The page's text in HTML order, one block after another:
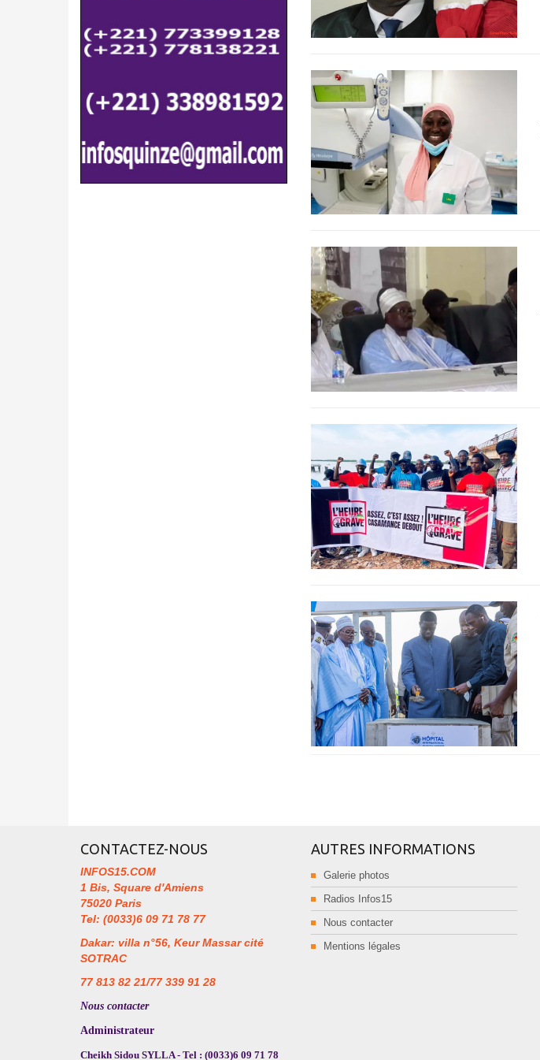
CONTACTEZ-NOUS
INFOS15.COM
1 Bis, Square d'Amiens
75020 Paris
Tel: (0033)6 09 71 78 77
Dakar: villa n°56, Keur Massar cité
SOTRAC
77 813 82 21/77 339 91 28
Nous contacter
Administrateur
Cheikh Sidou SYLLA - Tel : (0033)6 09 71 78
AUTRES INFORMATIONS
Galerie photos
Radios Infos15
Nous contacter
Mentions légales